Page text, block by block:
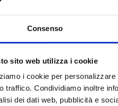
Consenso
sito web utilizza i cookie
i cookie per
traffico. Condividiamo inoltre
dei dati web, pubblicità e
€ 1.069